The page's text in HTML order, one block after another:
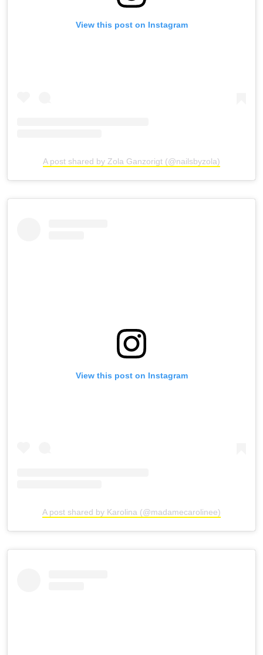
View this post on Instagram
A post shared by Zola Ganzorigt (@nailsbyzola)
View this post on Instagram
A post shared by Karolina (@madamecarolinee)